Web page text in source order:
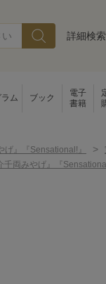
詳細検
ム ブック
電子
書籍
げ』『Sensational!』 >
両みやげ』『